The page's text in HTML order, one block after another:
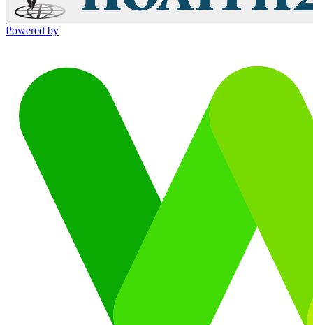
Powered by